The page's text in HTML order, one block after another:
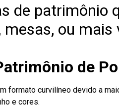
de patrimônio
mesas, ou mais
de
formato curvilíneo devido a
e cores.